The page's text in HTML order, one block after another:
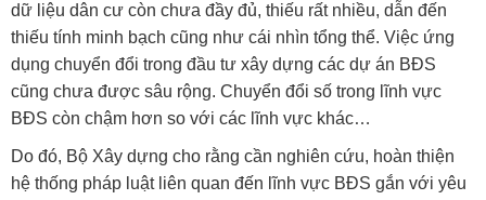
dữ liệu dân cư còn chưa đầy đủ, thiếu rất nhiều, dẫn đến
thiếu tính minh bạch cũng như cái nhìn tổng thể. Việc ứng
dụng chuyển đổi trong đầu tư xây dựng các dự án BĐS
cũng chưa được sâu rộng. Chuyển đổi số trong lĩnh vực
BĐS còn chậm hơn so với các lĩnh vực khác…
Do đó, Bộ Xây dựng cho rằng cần nghiên cứu, hoàn thiện
hệ thống pháp luật liên quan đến lĩnh vực BĐS gắn với yêu